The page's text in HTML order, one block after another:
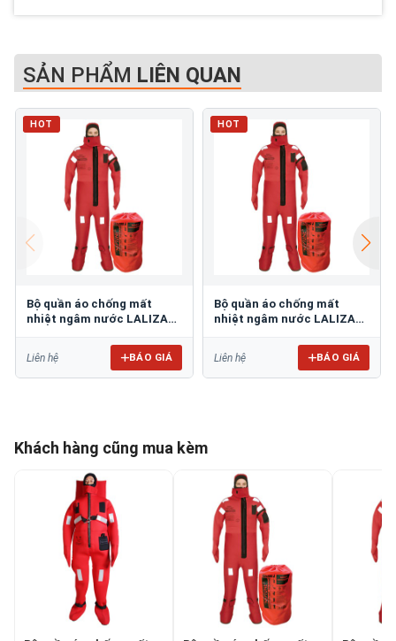
SẢN PHẨM LIÊN QUAN
HOT
Bộ quần áo chống mất
nhiệt ngâm nước LALIZAS
Liên hệ BÁO GIÁ
HOT
Bộ quần áo chống mất
nhiệt ngâm nước LALIZAS
Liên hệ BÁO GIÁ
Khách hàng cũng mua kèm